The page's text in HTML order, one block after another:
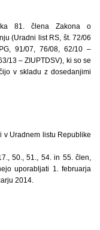
81. člena Zakona o
(Uradni list RS, št. 72/06
91/07, 76/08, 62/10 –
13 – ZIUPTDSV), ki so se
v skladu z dosedanjimi
v Uradnem listu Republike
50., 51., 54. in 55. člen,
uporabljati 1. februarja
2014.